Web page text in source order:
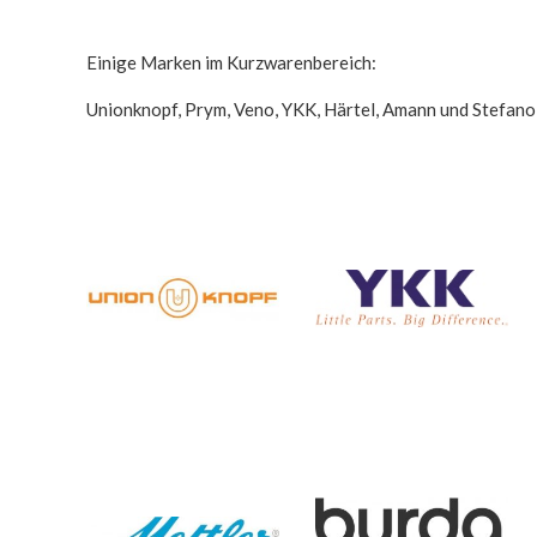
Einige Marken im Kurzwarenbereich:
Unionknopf, Prym, Veno, YKK, Härtel, Amann und